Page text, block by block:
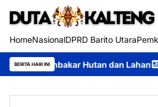
HomeNasionalDPRD Barito Utara
BERITA HARI INI
Hutan dan Lahan Respons Cepat